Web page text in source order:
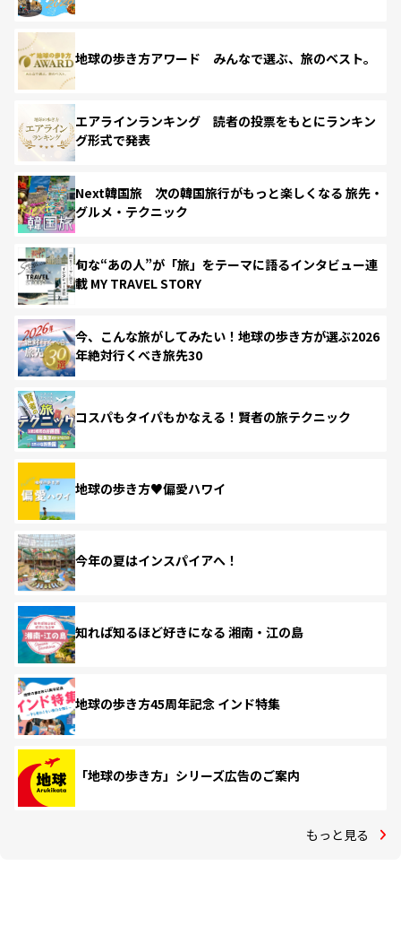
地球の歩き方アワード みんなで選ぶ、旅のベスト。
エアラインランキング 読者の投票をもとにランキン
グ形式で発表
Next韓国旅 次の韓国旅行がもっと楽しくなる 旅先・
グルメ・テクニック
旬な“あの人”が「旅」をテーマに語るインタビュー連
載 MY TRAVEL STORY
今、こんな旅がしてみたい！地球の歩き方が選ぶ2026
年絶対行くべき旅先30
コスパもタイパもかなえる！賢者の旅テクニック
地球の歩き方♥偏愛ハワイ
今年の夏はインスパイアへ！
知れば知るほど好きになる 湘南・江の島
地球の歩き方45周年記念 インド特集
「地球の歩き方」シリーズ広告のご案内
もっと見る